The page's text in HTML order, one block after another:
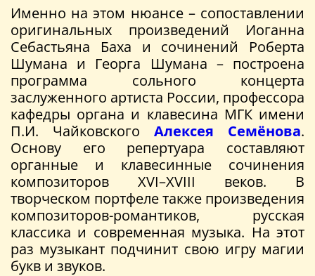
Именно на этом нюансе – сопоставлении
оригинальных произведений Иоганна
Себастьяна Баха и сочинений Роберта
Шумана и Георга Шумана – построена
программа сольного концерта
заслуженного артиста России, профессора
кафедры органа и клавесина МГК имени
П.И. Чайковского Алексея Семёнова.
Основу его репертуара составляют
органные и клавесинные сочинения
композиторов XVI–XVIII веков. В
творческом портфеле также произведения
композиторов-романтиков, русская
классика и современная музыка. На этот
раз музыкант подчинит свою игру магии
букв и звуков.